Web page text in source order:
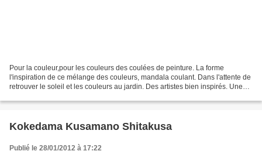
Pour la couleur,pour les couleurs des coulées de peinture. La forme
l'inspiration de ce mélange des couleurs, mandala coulant. Dans l'attente de
retrouver le soleil et les couleurs au jardin. Des artistes bien inspirés. Une
Kokedama Kusamano Shitakusa
Publié le 28/01/2012 à 17:22